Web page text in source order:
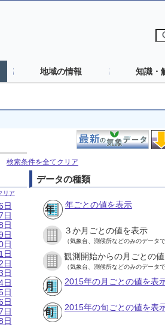
地域の情報 知識・
検索条件を全てクリア
リア
日
日
日
日
日
日
日
日
日
日
日
日
日
データの種類
年ごとの値を表示
３か月ごとの値を表示
（気象台、測候所などのみのデータで
観測開始からの月ごとの
（気象台、測候所などのみのデータで
2015年の月ごとの値を表
2015年の旬ごとの値を表